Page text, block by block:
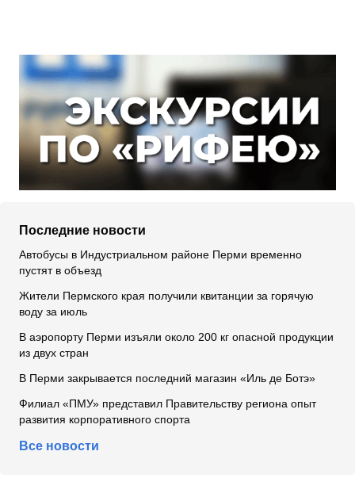
Последние новости
Автобусы в Индустриальном районе Перми временно
пустят в объезд
Жители Пермского края получили квитанции за горячую
воду за июль
В аэропорту Перми изъяли около 200 кг опасной продукции
из двух стран
В Перми закрывается последний магазин «Иль де Ботэ»
Филиал «ПМУ» представил Правительству региона опыт
развития корпоративного спорта
Все новости